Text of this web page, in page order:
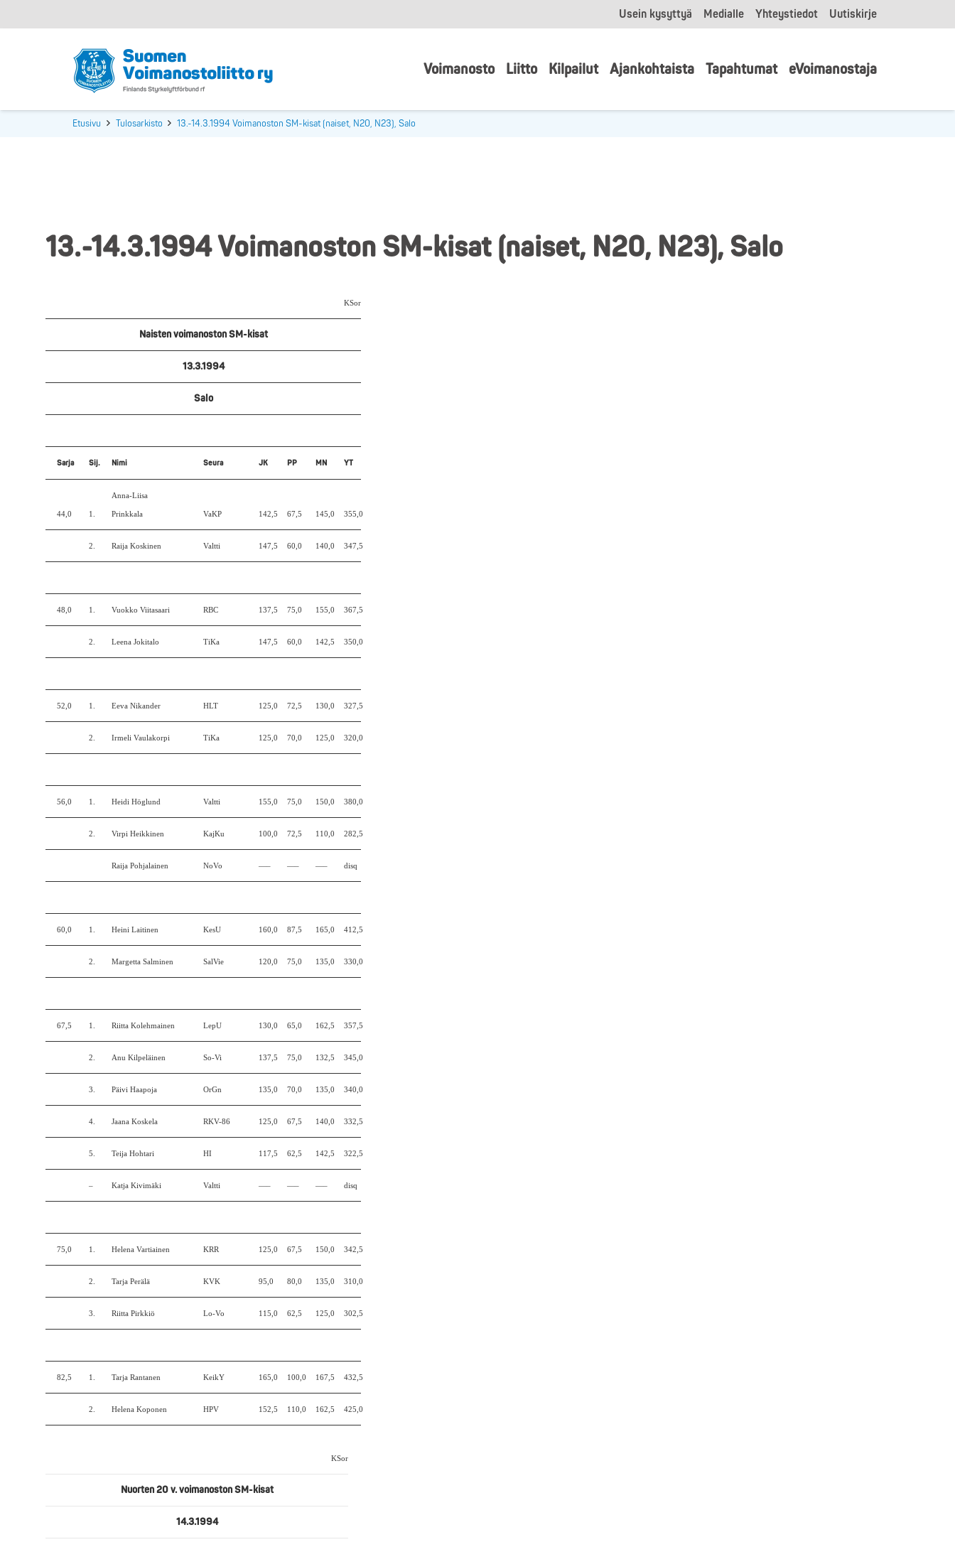
Usein kysyttyä Medialle Yhteystiedot Uutiskirje
Voimanosto Liitto Kilpailut Ajankohtaista Tapahtumat eVoimanostaja
Etusivu Tulosarkisto 13.-14.3.1994 Voimanoston SM-kisat (naiset, N20, N23), Salo
13.-14.3.1994 Voimanoston SM-kisat (naiset, N20, N23), Salo
KSor
Naisten voimanoston SM-kisat
13.3.1994
Salo
Sarja Sij. Nimi Seura JK PP MN YT
44,0 1.
Anna-Liisa
Prinkkala VaKP 142,5 67,5 145,0 355,0
2. Raija Koskinen Valtti 147,5 60,0 140,0 347,5
48,0 1. Vuokko Viitasaari RBC 137,5 75,0 155,0 367,5
2. Leena Jokitalo TiKa 147,5 60,0 142,5 350,0
52,0 1. Eeva Nikander HLT 125,0 72,5 130,0 327,5
2. Irmeli Vaulakorpi TiKa 125,0 70,0 125,0 320,0
56,0 1. Heidi Höglund Valtti 155,0 75,0 150,0 380,0
2. Virpi Heikkinen KajKu 100,0 72,5 110,0 282,5
Raija Pohjalainen NoVo —– —– —– disq
60,0 1. Heini Laitinen KesU 160,0 87,5 165,0 412,5
2. Margetta Salminen SalVie 120,0 75,0 135,0 330,0
67,5 1. Riitta Kolehmainen LepU 130,0 65,0 162,5 357,5
2. Anu Kilpeläinen So-Vi 137,5 75,0 132,5 345,0
3. Päivi Haapoja OrGn 135,0 70,0 135,0 340,0
4. Jaana Koskela RKV-86 125,0 67,5 140,0 332,5
5. Teija Hohtari HI 117,5 62,5 142,5 322,5
– Katja Kivimäki Valtti —– —– —– disq
75,0 1. Helena Vartiainen KRR 125,0 67,5 150,0 342,5
2. Tarja Perälä KVK 95,0 80,0 135,0 310,0
3. Riitta Pirkkiö Lo-Vo 115,0 62,5 125,0 302,5
82,5 1. Tarja Rantanen KeikY 165,0 100,0 167,5 432,5
2. Helena Koponen HPV 152,5 110,0 162,5 425,0
KSor
Nuorten 20 v. voimanoston SM-kisat
14.3.1994